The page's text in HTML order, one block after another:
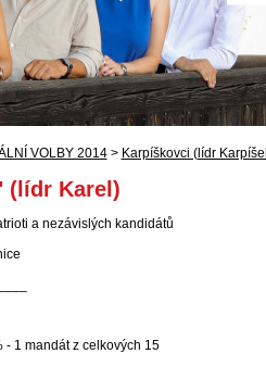
VOLBY 2014> Karpíškovci (lídr
(lídr Karel)
a nezávislých kandidátů
1 mandát z celkových 15